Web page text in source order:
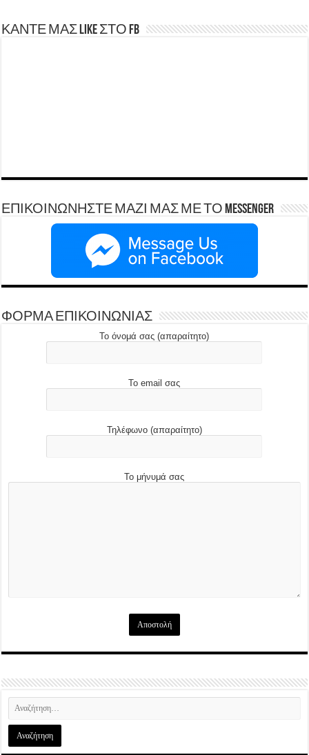
ΚΑΝΤΕ ΜΑΣ LIKE ΣΤΟ FB
ΕΠΙΚΟΙΝΩΝΗΣΤΕ ΜΑΖΙ ΜΑΣ ΜΕ ΤΟ Messenger
ΦΟΡΜΑ ΕΠΙΚΟΙΝΩΝΙΑΣ
Το όνομά σας (απαραίτητο)
Το email σας
Τηλέφωνο (απαραίτητο)
Το μήνυμά σας